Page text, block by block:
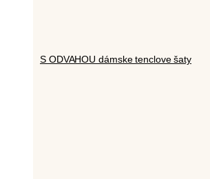
S ODVAHOU dámske tenclove šaty